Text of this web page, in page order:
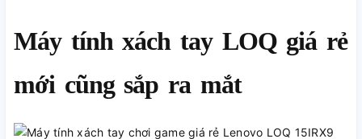
Máy tính xách tay LOQ giá rẻ
mới cũng sắp ra mắt